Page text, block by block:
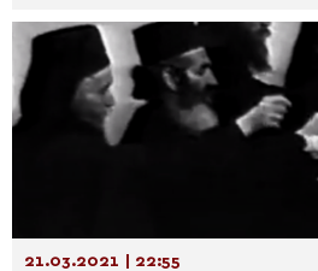
21.03.2021 | 22:55